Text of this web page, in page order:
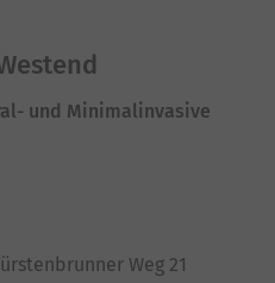
und Minimalinvasive
Weg 21